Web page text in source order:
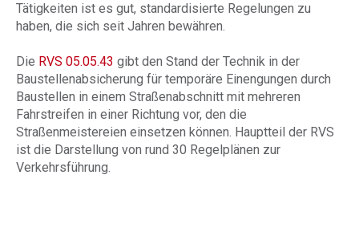
Tätigkeiten ist es gut, standardisierte Regelungen zu
haben, die sich seit Jahren bewähren.
Die RVS 05.05.43 gibt den Stand der Technik in der
Baustellenabsicherung für temporäre Einengungen durch
Baustellen in einem Straßenabschnitt mit mehreren
Fahrstreifen in einer Richtung vor, den die
Straßenmeistereien einsetzen können. Hauptteil der RVS
ist die Darstellung von rund 30 Regelplänen zur
Verkehrsführung.